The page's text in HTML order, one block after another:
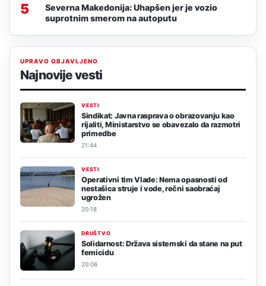
5
Severna Makedonija: Uhapšen jer je vozio
suprotnim smerom na autoputu
UPRAVO OBJAVLJENO
Najnovije vesti
VESTI
Sindikat: Javna rasprava o obrazovanju kao
rijaliti, Ministarstvo se obavezalo da razmotri
primedbe
21:44
VESTI
Operativni tim Vlade: Nema opasnosti od
nestašica struje i vode, rečni saobraćaj
ugrožen
20:18
DRUŠTVO
Solidarnost: Država sistemski da stane na put
femicidu
20:06